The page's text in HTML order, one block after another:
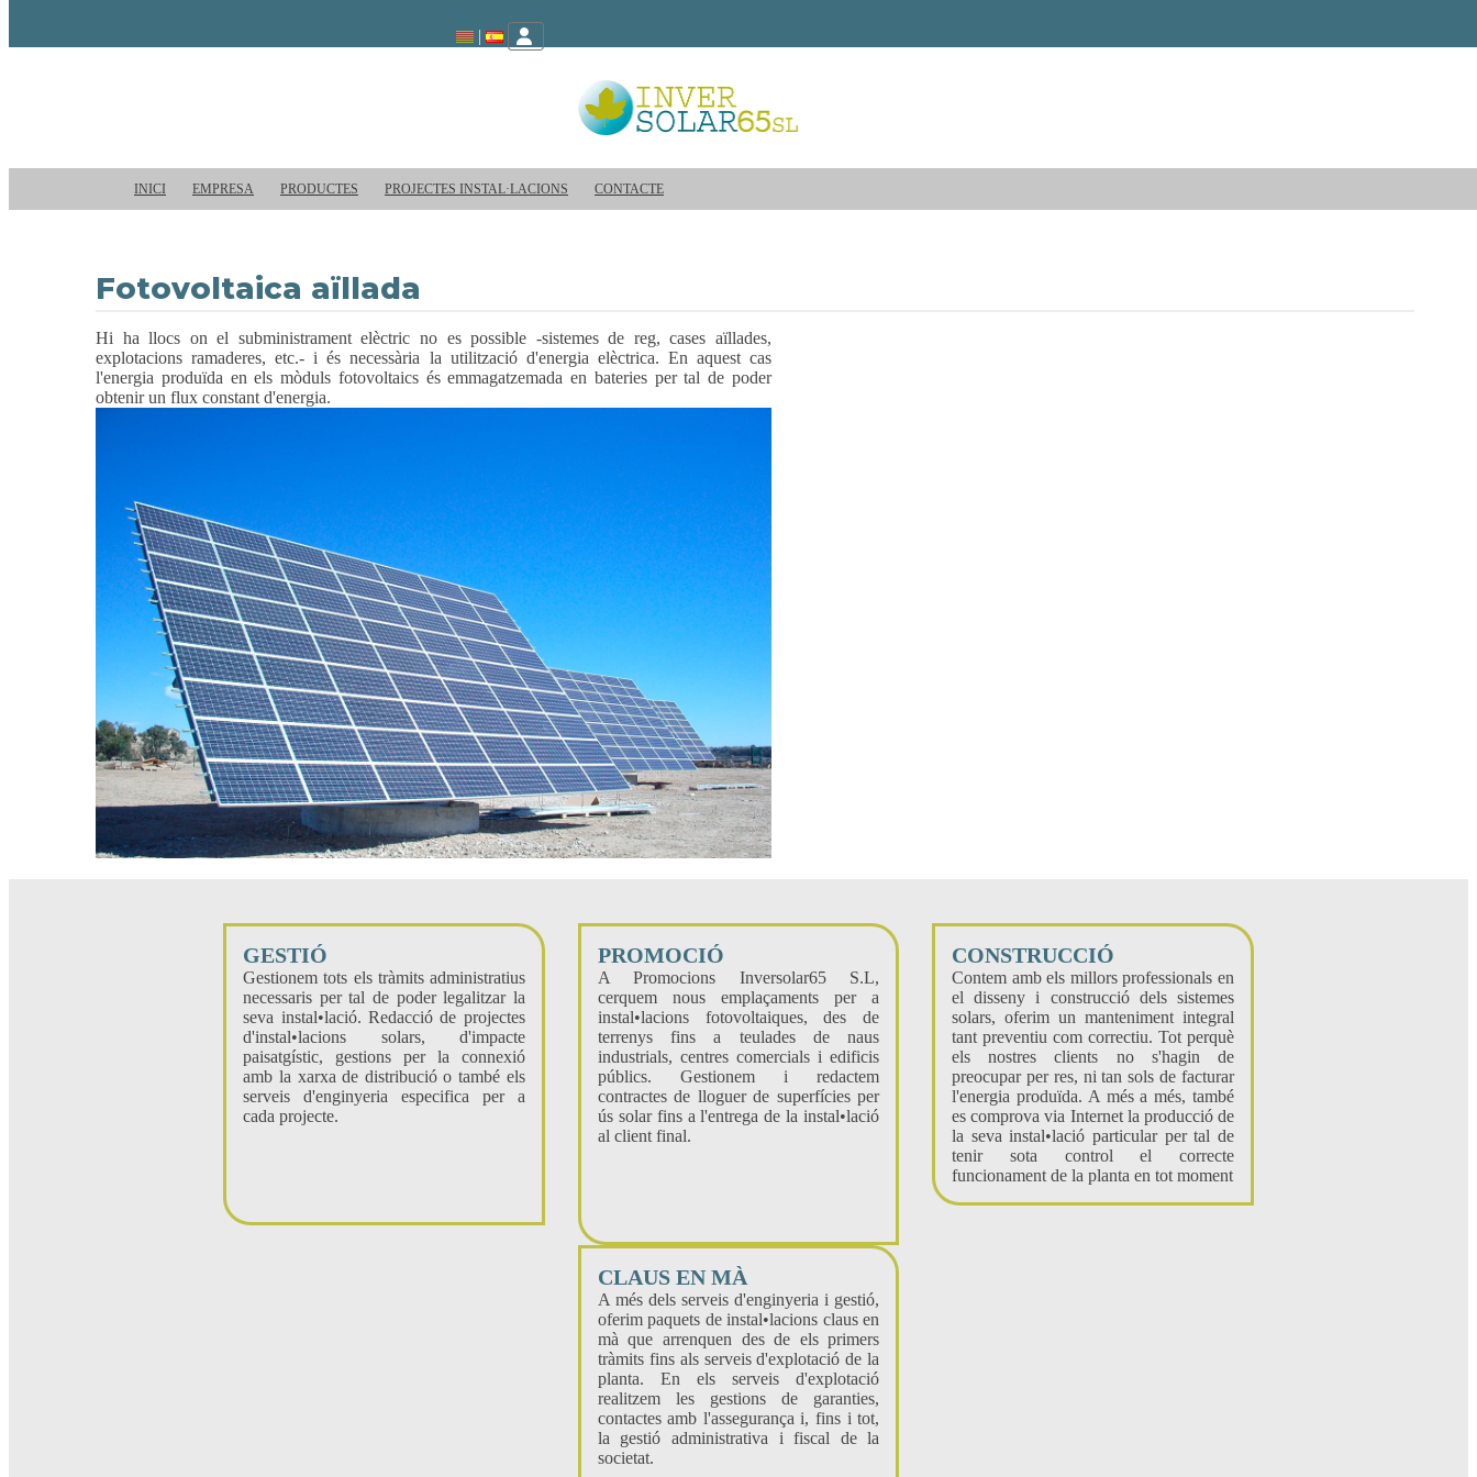
INICI EMPRESA PRODUCTES PROJECTES INSTAL·LACIONS CONTACTE
Fotovoltaica aïllada
Hi ha llocs on el subministrament elèctric no es possible -sistemes de reg, cases aïllades,
explotacions ramaderes, etc.- i és necessària la utilització d'energia elèctrica. En aquest cas
l'energia produïda en els mòduls fotovoltaics és emmagatzemada en bateries per tal de poder
obtenir un flux constant d'energia.
GESTIÓ
Gestionem tots els tràmits administratius
necessaris per tal de poder legalitzar la
seva instal•lació. Redacció de projectes
d'instal•lacions solars, d'impacte
paisatgístic, gestions per la connexió
amb la xarxa de distribució o també els
serveis d'enginyeria especifica per a
cada projecte.
PROMOCIÓ
A Promocions Inversolar65 S.L,
cerquem nous emplaçaments per a
instal•lacions fotovoltaiques, des de
terrenys fins a teulades de naus
industrials, centres comercials i edificis
públics. Gestionem i redactem
contractes de lloguer de superfícies per
ús solar fins a l'entrega de la instal•lació
al client final.
CONSTRUCCIÓ
Contem amb els millors professionals en
el disseny i construcció dels sistemes
solars, oferim un manteniment integral
tant preventiu com correctiu. Tot perquè
els nostres clients no s'hagin de
preocupar per res, ni tan sols de facturar
l'energia produïda. A més a més, també
es comprova via Internet la producció de
la seva instal•lació particular per tal de
tenir sota control el correcte
funcionament de la planta en tot moment
CLAUS EN MÀ
A més dels serveis d'enginyeria i gestió,
oferim paquets de instal•lacions claus en
mà que arrenquen des de els primers
tràmits fins als serveis d'explotació de la
planta. En els serveis d'explotació
realitzem les gestions de garanties,
contactes amb l'assegurança i, fins i tot,
la gestió administrativa i fiscal de la
societat.